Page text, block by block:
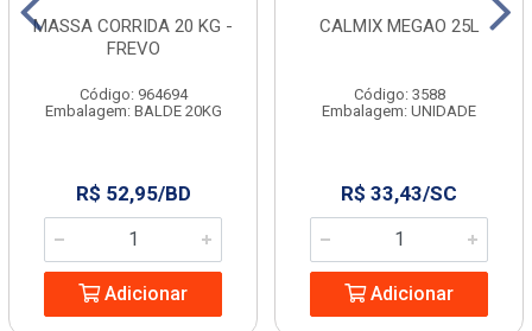
MASSA CORRIDA 20 KG -
FREVO
Código: 964694
Embalagem: BALDE 20KG
R$ 52,95/BD
Adicionar
CALMIX MEGAO 25L
Código: 3588
Embalagem: UNIDADE
R$ 33,43/SC
Adicionar